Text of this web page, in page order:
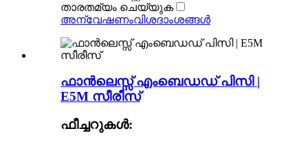
താരതമ്യം ചെയ്യുക
അന്വേഷണംവിശദാംശങ്ങൾ
ഫാൻലെസ്സ് എംബെഡഡ് പിസി |
E5M സീരീസ്
ഫീച്ചറുകൾ: